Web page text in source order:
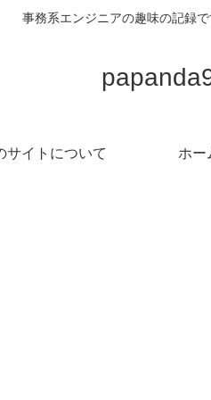
事務系エンジニアの趣味の記録
サイトについて ホー